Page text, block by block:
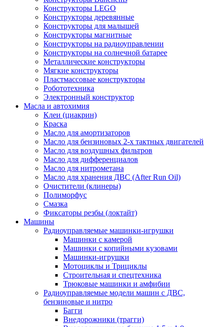
Конструкторы LEGO
Конструкторы деревянные
Конструкторы для малышей
Конструкторы магнитные
Конструкторы на радиоуправлении
Конструкторы на солнечной батарее
Металлические конструкторы
Мягкие конструкторы
Пластмассовые конструкторы
Робототехника
Электронный конструктор
Масла и автохимия
Клеи (циакрин)
Краска
Масло для амортизаторов
Масло для бензиновых 2-х тактных двигателей
Масло для воздушных фильтров
Масло для дифференциалов
Масло для нитрометана
Масло для хранения ДВС (After Run Oil)
Очистители (клинеры)
Полиморфус
Смазка
Фиксаторы резбы (локтайт)
Машины
Радиоуправляемые машинки-игрушки
Машинки с камерой
Машинки с копийными кузовами
Машинки-игрушки
Мотоциклы и Трициклы
Строительная и спецтехника
Трюковые машинки и амфибии
Радиоуправляемые модели машин с ДВС,
бензиновые и нитро
Багги
Внедорожники (трагги)